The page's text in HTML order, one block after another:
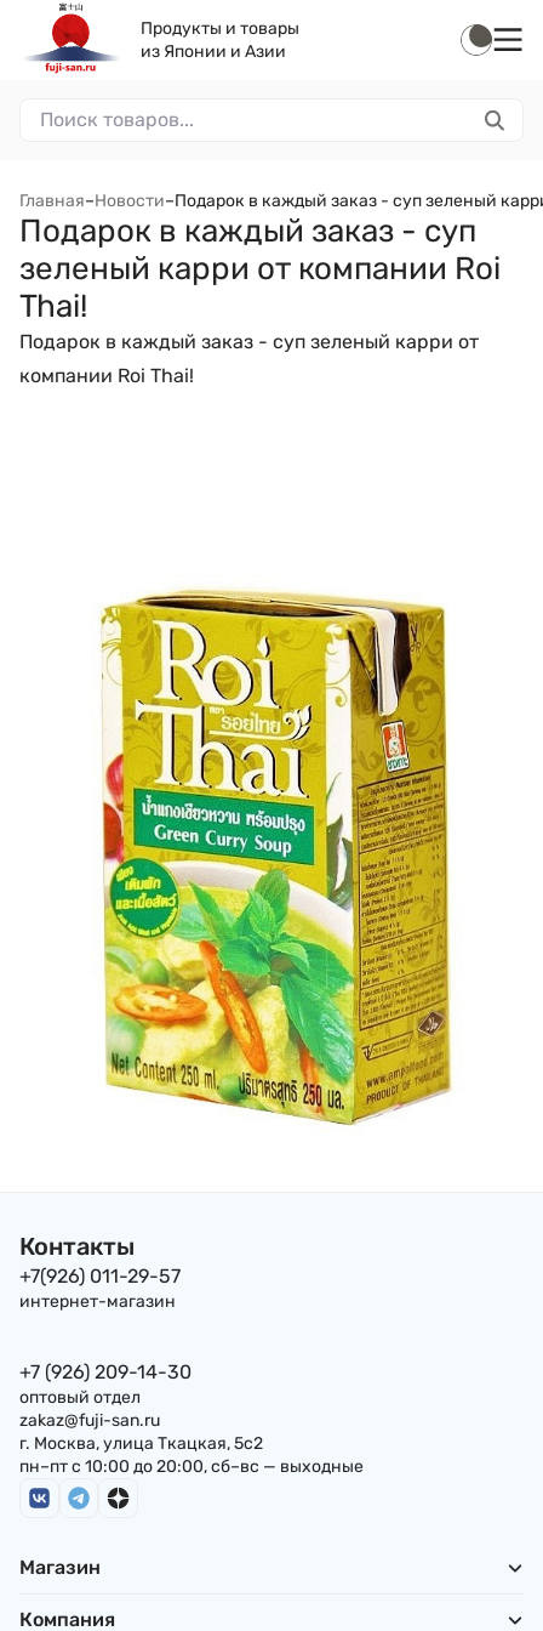
Продукты и товары
из Японии и Азии
Главная–Новости–​Подарок в каждый заказ - суп зеленый
​Подарок в каждый заказ - суп
зеленый карри от компании Roi
Thai!​
Подарок в каждый заказ - суп зеленый карри от
компании Roi Thai!
Контакты
+7(926) 011-29-57
интернет-магазин
+7 (926) 209-14-30
оптовый отдел
zakaz@fuji-san.ru
г. Москва, улица Ткацкая, 5с2
пн–пт с 10:00 до 20:00, сб–вс — выходные
Магазин
Компания